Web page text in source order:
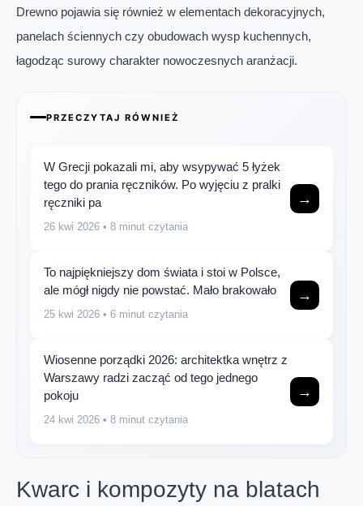
Drewno pojawia się również w elementach dekoracyjnych,
panelach ściennych czy obudowach wysp kuchennych,
łagodząc surowy charakter nowoczesnych aranżacji.
PRZECZYTAJ RÓWNIEŻ
W Grecji pokazali mi, aby wsypywać 5 łyżek
tego do prania ręczników. Po wyjęciu z pralki
ręczniki pa
26 kwi 2026 • 8 minut czytania
→
To najpiękniejszy dom świata i stoi w Polsce,
ale mógł nigdy nie powstać. Mało brakowało
25 kwi 2026 • 6 minut czytania
→
Wiosenne porządki 2026: architektka wnętrz z
Warszawy radzi zacząć od tego jednego
pokoju
24 kwi 2026 • 8 minut czytania
→
Kwarc i kompozyty na blatach